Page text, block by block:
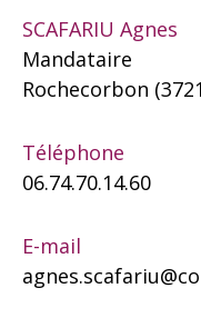
SCAFARIU Agnes
Mandataire
Rochecorbon
Téléphone
06.74.70.14.60
E-mail